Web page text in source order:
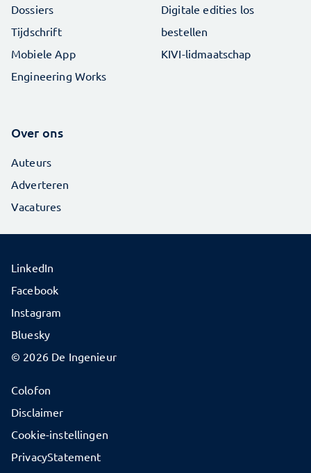
Dossiers
Tijdschrift
Mobiele App
Engineering Works
Digitale edities los
bestellen
KIVI-lidmaatschap
Over ons
Auteurs
Adverteren
Vacatures
© 2026 De Ingenieur
Colofon
Disclaimer
Cookie-instellingen
PrivacyStatement
LinkedIn
Facebook
Instagram
Bluesky